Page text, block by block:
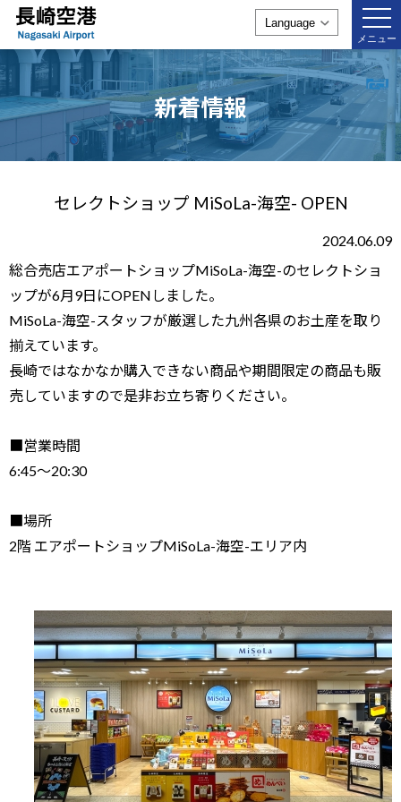
メニュー
新着情報
セレクトショップ MiSoLa-海空- OPEN
2024.06.09
総合売店エアポートショップMiSoLa-海空-のセレクトショ
ップが6月9日にOPENしました。
MiSoLa-海空-スタッフが厳選した九州各県のお土産を取り
揃えています。
長崎ではなかなか購入できない商品や期間限定の商品も販
売していますので是非お立ち寄りください。
■営業時間
6:45～20:30
■場所
2階 エアポートショップMiSoLa-海空-エリア内